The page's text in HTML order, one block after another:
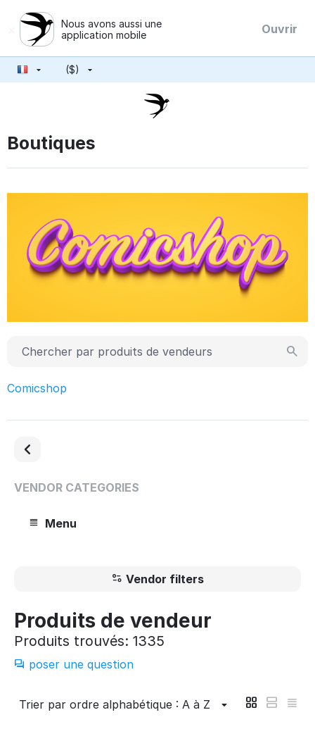
Nous avons aussi une
application mobile
Ouvrir
($)
Boutiques
Comicshop
VENDOR CATEGORIES
Menu
Vendor filters
Produits de vendeur
Produits trouvés: 1335
poser une question
Trier par ordre alphabétique : A à Z